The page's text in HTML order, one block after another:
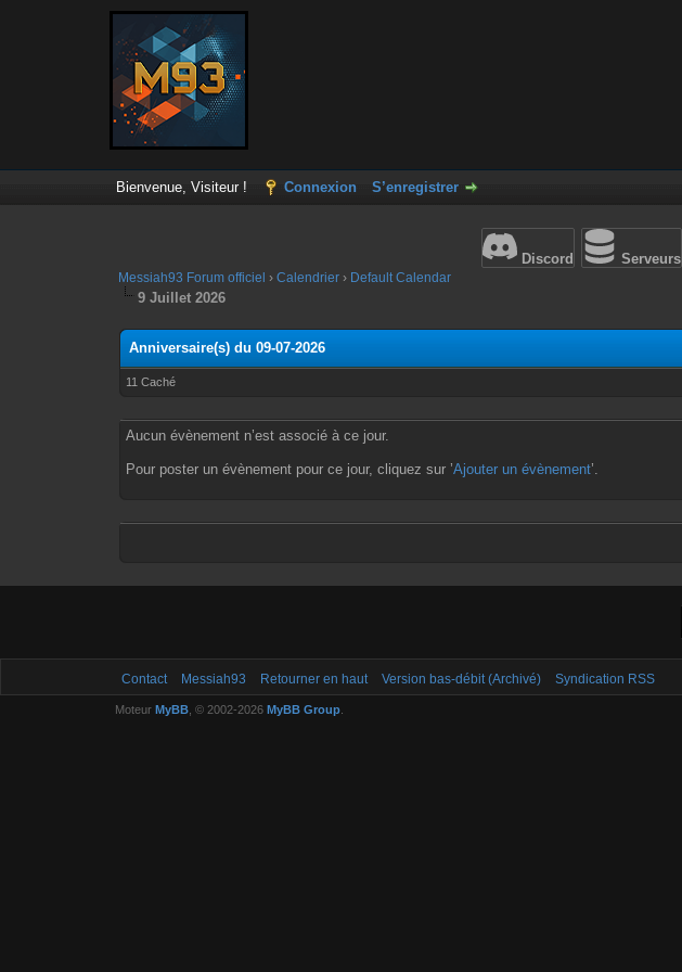
Bienvenue, Visiteur ! Connexion S’enregistrer
Discord Serveurs
Messiah93 Forum officiel ›Calendrier › Default Calendar
9 Juillet 2026
Anniversaire(s) du 09-07-2026
11 Caché
Aucun évènement n’est associé à ce jour.
Pour poster un évènement pour ce jour, cliquez sur ’Ajouter un évènement’.
Contact Messiah93 Retourner en haut Version bas-débit (Archivé) Syndication RSS
Moteur MyBB, © 2002-2026 MyBB Group.